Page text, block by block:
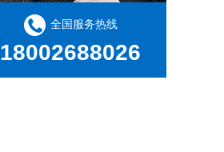
全国服务热线
18002688026